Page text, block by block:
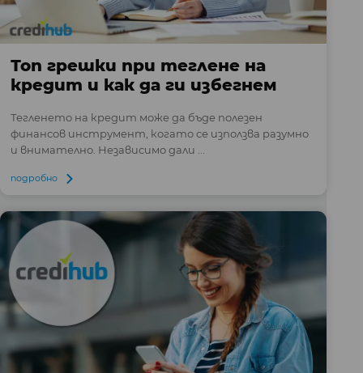
Топ грешки при теглене на
кредит и как да ги избегнем
Тегленето на кредит може да бъде полезен
финансов инструмент, когато се използва разумно
и внимателно. Независимо дали ...
подробно